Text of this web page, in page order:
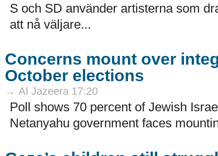
S och SD använder artisterna som
att nå väljare...
Concerns mount over
October elections
→ Al Jazeera 17:20
Poll shows 70 percent of Jewish
Netanyahu government faces